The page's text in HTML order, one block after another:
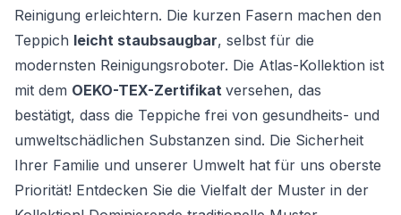
Reinigung erleichtern. Die kurzen Fasern machen den
Teppich leicht staubsaugbar, selbst für die
modernsten Reinigungsroboter. Die Atlas-Kollektion ist
mit dem OEKO-TEX-Zertifikat versehen, das
bestätigt, dass die Teppiche frei von gesundheits- und
umweltschädlichen Substanzen sind. Die Sicherheit
Ihrer Familie und unserer Umwelt hat für uns oberste
Priorität! Entdecken Sie die Vielfalt der Muster in der